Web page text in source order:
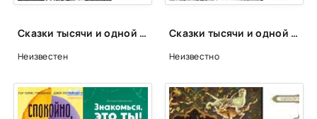
Сказки тысячи и одной ночи. Ночи 102-152 - Неизвестен
Неизвестен
Сказки тысячи и одной ночи. Ночи 561-611
Неизвестно